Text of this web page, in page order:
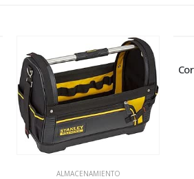
ALMACENAMIENTO